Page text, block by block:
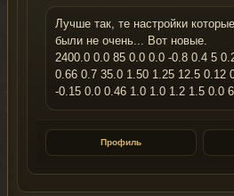
Лучше так, те настройки
были не очень... Вот новые.
2400.0 0.0 85 0.0 0.0 -0.8 0.4 5
0.66 0.7 35.0 1.50 1.25 12.5 0.12
-0.15 0.0 0.46 1.0 1.0 1.2 1.5 0.0
Профиль